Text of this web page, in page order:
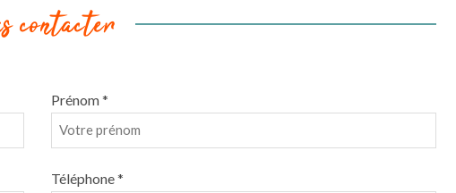
contacter
Prénom *
Téléphone *